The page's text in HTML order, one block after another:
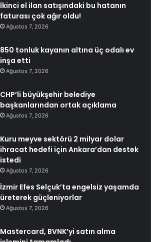
İkinci el ilan satışındaki bu hatanın
faturası çok ağır oldu!
Ağustos 7, 2026
850 tonluk kayanın altına üç odalı ev
inşa etti
Ağustos 7, 2026
CHP’li büyükşehir belediye
başkanlarından ortak açıklama
Ağustos 7, 2026
Kuru meyve sektörü 2 milyar dolar
ihracat hedefi için Ankara’dan destek
istedi
Ağustos 7, 2026
İzmir Efes Selçuk’ta engelsiz yaşamda
üreterek güçleniyorlar
Ağustos 7, 2026
Mastercard, BVNK’yi satın alma